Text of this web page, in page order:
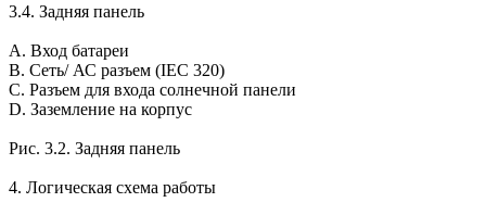
3.4. Задняя панель
A. Вход батареи
B. Сеть/ АС разъем (IEC 320)
C. Разъем для входа солнечной панели
D. Заземление на корпус
Рис. 3.2. Задняя панель
4. Логическая схема работы